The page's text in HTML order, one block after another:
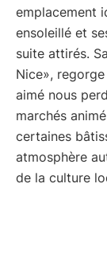
emplacement
ensoleillé et
suite attirés.
Nice»,
aimé nous
marchés
certaines
atmosphère
de la culture